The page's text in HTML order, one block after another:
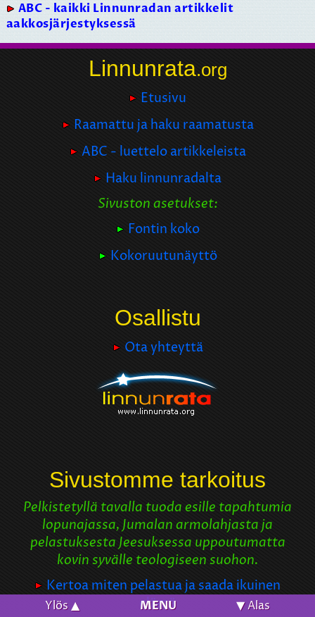
ABC - kaikki Linnunradan artikkelit
aakkosjärjestyksessä
Linnunrata.org
Etusivu
Raamattu ja haku raamatusta
ABC - luettelo artikkeleista
Haku linnunradalta
Sivuston asetukset:
Fontin koko
Kokoruutunäyttö
Osallistu
Ota yhteyttä
Sivustomme tarkoitus
Pelkistetyllä tavalla tuoda esille tapahtumia
lopunajassa, Jumalan armolahjasta ja
pelastuksesta Jeesuksessa uppoutumatta
kovin syvälle teologiseen suohon.
Kertoa miten pelastua ja saada ikuinen
elämä
Ylös ▲ MENU ▼ Alas